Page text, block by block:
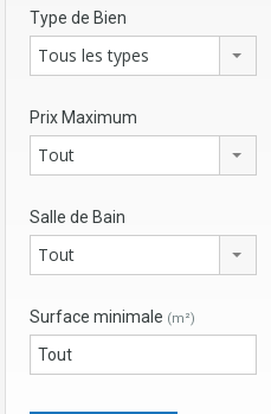
Type de Bien
Tous les types
Prix Maximum
Tout
Salle de Bain
Tout
Surface minimale (m²)